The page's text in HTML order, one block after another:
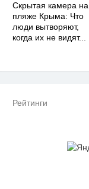
Скрытая камера на
пляже Крыма: Что
люди вытворяют,
когда их не видят...
Рейтинги